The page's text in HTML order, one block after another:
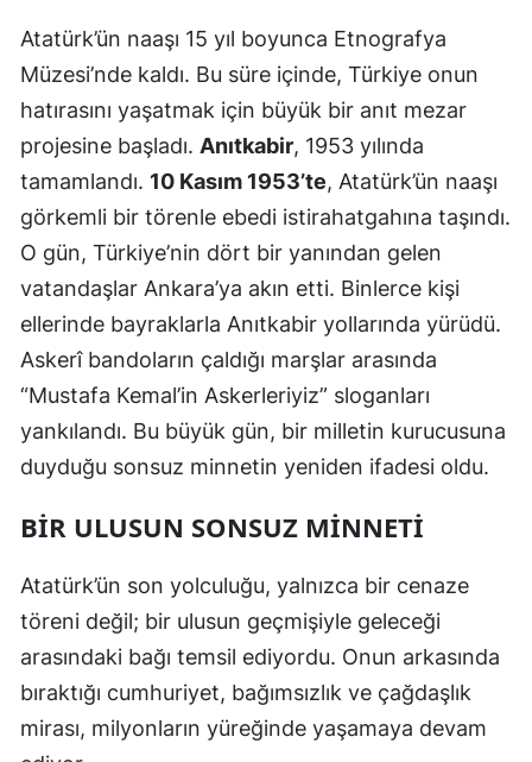
Atatürk’ün naaşı 15 yıl boyunca Etnografya
Müzesi’nde kaldı. Bu süre içinde, Türkiye onun
hatırasını yaşatmak için büyük bir anıt mezar
projesine başladı. Anıtkabir, 1953 yılında
tamamlandı. 10 Kasım 1953’te, Atatürk’ün naaşı
görkemli bir törenle ebedi istirahatgahına taşındı.
O gün, Türkiye’nin dört bir yanından gelen
vatandaşlar Ankara’ya akın etti. Binlerce kişi
ellerinde bayraklarla Anıtkabir yollarında yürüdü.
Askerî bandoların çaldığı marşlar arasında
“Mustafa Kemal’in Askerleriyiz” sloganları
yankılandı. Bu büyük gün, bir milletin kurucusuna
duyduğu sonsuz minnetin yeniden ifadesi oldu.
BIR ULUSUN SONSUZ MINNETI
Atatürk’ün son yolculuğu, yalnızca bir cenaze
töreni değil; bir ulusun geçmişiyle geleceği
arasındaki bağı temsil ediyordu. Onun arkasında
bıraktığı cumhuriyet, bağımsızlık ve çağdaşlık
mirası, milyonların yüreğinde yaşamaya devam